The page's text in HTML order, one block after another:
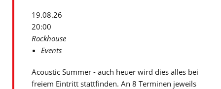
19.08.26
20:00
Rockhouse
Events
Acoustic Summer - auch heuer wird dies alles bei
freiem Eintritt stattfinden. An 8 Terminen jeweils